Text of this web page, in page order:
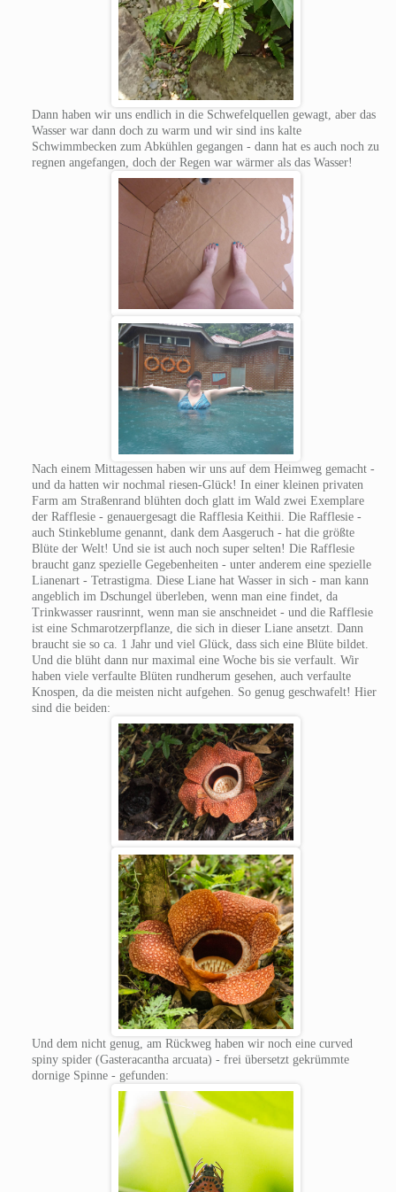
Dann haben wir uns endlich in die Schwefelquellen gewagt, aber das
Wasser war dann doch zu warm und wir sind ins kalte
Schwimmbecken zum Abkühlen gegangen - dann hat es auch noch zu
regnen angefangen, doch der Regen war wärmer als das Wasser!
Nach einem Mittagessen haben wir uns auf dem Heimweg gemacht -
und da hatten wir nochmal riesen-Glück! In einer kleinen privaten
Farm am Straßenrand blühten doch glatt im Wald zwei Exemplare
der Rafflesie - genauergesagt die Rafflesia Keithii. Die Rafflesie -
auch Stinkeblume genannt, dank dem Aasgeruch - hat die größte
Blüte der Welt! Und sie ist auch noch super selten! Die Rafflesie
braucht ganz spezielle Gegebenheiten - unter anderem eine spezielle
Lianenart - Tetrastigma. Diese Liane hat Wasser in sich - man kann
angeblich im Dschungel überleben, wenn man eine findet, da
Trinkwasser rausrinnt, wenn man sie anschneidet - und die Rafflesie
ist eine Schmarotzerpflanze, die sich in dieser Liane ansetzt. Dann
braucht sie so ca. 1 Jahr und viel Glück, dass sich eine Blüte bildet.
Und die blüht dann nur maximal eine Woche bis sie verfault. Wir
haben viele verfaulte Blüten rundherum gesehen, auch verfaulte
Knospen, da die meisten nicht aufgehen. So genug geschwafelt! Hier
sind die beiden:
Und dem nicht genug, am Rückweg haben wir noch eine curved
spiny spider (Gasteracantha arcuata) - frei übersetzt gekrümmte
dornige Spinne - gefunden: